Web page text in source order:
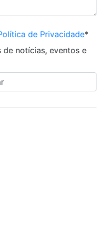
de Privacidade*
de notícias, eventos e